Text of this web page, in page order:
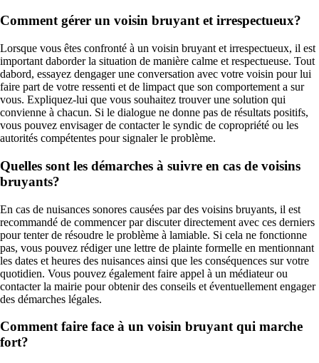
Comment gérer un voisin bruyant et irrespectueux?
Lorsque vous êtes confronté à un voisin bruyant et irrespectueux, il est
important daborder la situation de manière calme et respectueuse. Tout
dabord, essayez dengager une conversation avec votre voisin pour lui
faire part de votre ressenti et de limpact que son comportement a sur
vous. Expliquez-lui que vous souhaitez trouver une solution qui
convienne à chacun. Si le dialogue ne donne pas de résultats positifs,
vous pouvez envisager de contacter le syndic de copropriété ou les
autorités compétentes pour signaler le problème.
Quelles sont les démarches à suivre en cas de voisins
bruyants?
En cas de nuisances sonores causées par des voisins bruyants, il est
recommandé de commencer par discuter directement avec ces derniers
pour tenter de résoudre le problème à lamiable. Si cela ne fonctionne
pas, vous pouvez rédiger une lettre de plainte formelle en mentionnant
les dates et heures des nuisances ainsi que les conséquences sur votre
quotidien. Vous pouvez également faire appel à un médiateur ou
contacter la mairie pour obtenir des conseils et éventuellement engager
des démarches légales.
Comment faire face à un voisin bruyant qui marche
fort?